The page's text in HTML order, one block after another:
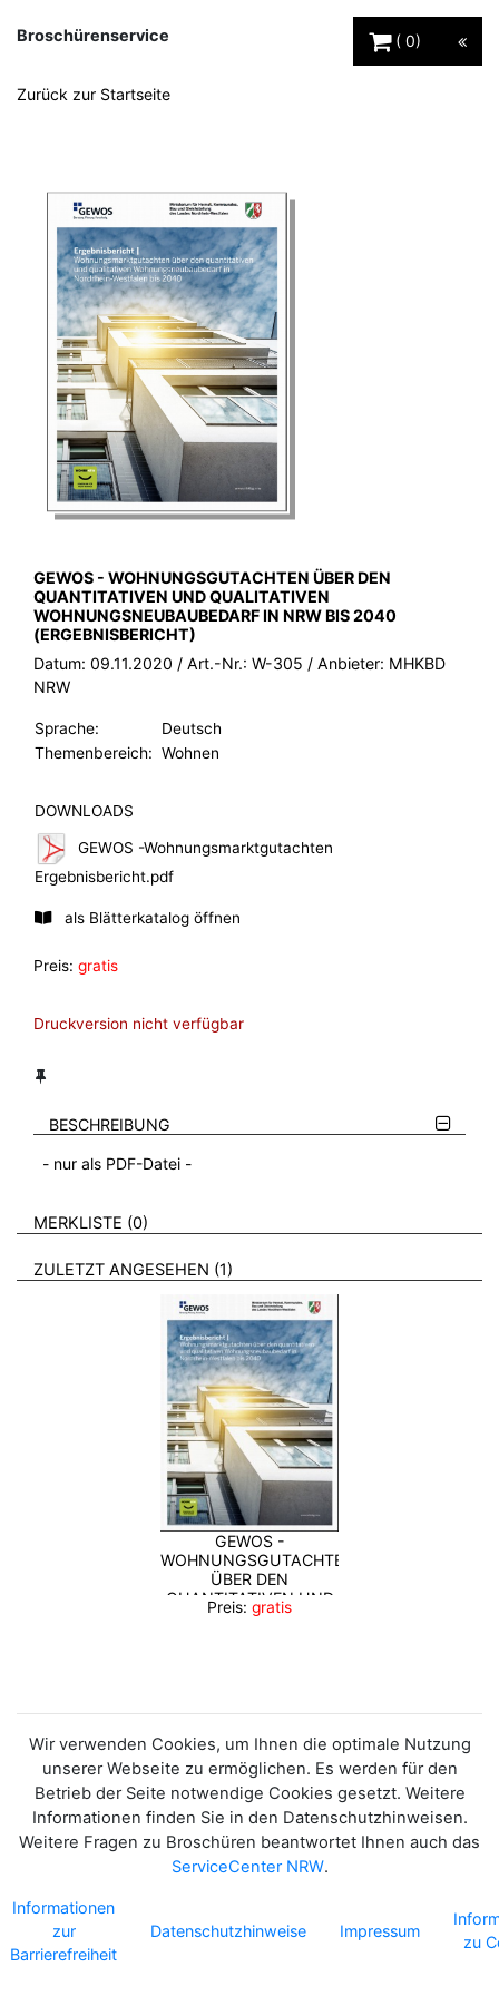
Broschürenservice
0
Zurück zur Startseite
BROSCHÜRE:
GEWOS - WOHNUNGSGUTACHTEN ÜBER DEN
QUANTITATIVEN UND QUALITATIVEN
WOHNUNGSNEUBAUBEDARF IN NRW BIS 2040
(ERGEBNISBERICHT)
Datum: 09.11.2020 / Art.-Nr.: W-305 / Anbieter: MHKBD
NRW
Sprache:
Deutsch
Themenbereich: Wohnen
DOWNLOADS
GEWOS -Wohnungsmarktgutachten
Ergebnisbericht.pdf
als Blätterkatalog öffnen
Preis: gratis
Druckversion nicht verfügbar
BESCHREIBUNG
- nur als PDF-Datei -​
VERWEISE AUF VERMERKTE- ODER ZULETZT ANGESEHENE
MERKLISTE 0 BROSCHÜREN
ZULETZT ANGESEHEN 1 BROSCHÜREN
GEWOS -
WOHNUNGSGUTACHTEN
ÜBER DEN
QUANTITATIVEN UND
QUALITATIVEN
Preis: gratis
Wir verwenden Cookies, um Ihnen die optimale Nutzung
unserer Webseite zu ermöglichen. Es werden für den
Betrieb der Seite notwendige Cookies gesetzt. Weitere
Informationen finden Sie in den Datenschutzhinweisen.
Weitere Fragen zu Broschüren beantwortet Ihnen auch das
ServiceCenter NRW.
Informationen
zur
Barrierefreiheit
Datenschutzhinweise Impressum
zu